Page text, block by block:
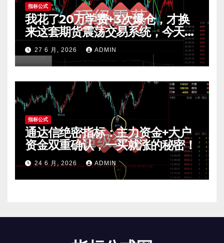
指标公式
我花了20万学费+3次爆仓，才换
来这套期货震荡交易系统，今天免
费公开核心逻辑
27 6 月, 2026 ADMIN
指标公式
通达信绝密指标：主力资金+大户
资金双重确认，一买就涨的秘密！
24 6 月, 2026 ADMIN